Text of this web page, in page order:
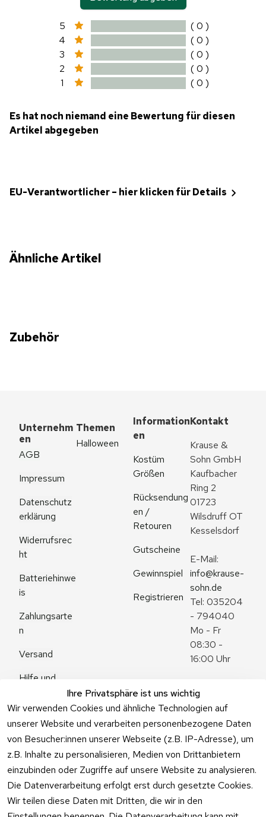
5
( 0 )
4
( 0 )
3
( 0 )
2
( 0 )
1
( 0 )
Es hat noch niemand eine Bewertung für diesen
Artikel abgegeben
EU-Verantwortlicher – hier klicken für Details
Ähnliche Artikel
Zubehör
Ihre Privatsphäre ist uns wichtig
Wir verwenden Cookies und ähnliche Technologien auf
unserer Website und verarbeiten personenbezogene Daten
von Besucher:innen unserer Webseite (z.B. IP-Adresse), um
z.B. Inhalte zu personalisieren, Medien von Drittanbietern
einzubinden oder Zugriffe auf unsere Website zu analysieren.
Die Datenverarbeitung erfolgt erst durch gesetzte Cookies.
Wir teilen diese Daten mit Dritten, die wir in den
Unternehm
en
AGB
Impressum
Datenschutz
erklärung
Widerrufsrec
ht
Batteriehinwe
is
Zahlungsarte
n
Versand
Hilfe und
Fragen
Themen
Halloween
Information
en
Kostüm
Größen
Rücksendung
en /
Retouren
Gutscheine
Gewinnspiel
Registrieren
Kontakt
Krause &
Sohn GmbH
Kaufbacher
Ring 2
01723
Wilsdruff OT
Kesselsdorf
info@krause-
sohn.de
Tel: 035204
- 794040
Mo - Fr
08:30 -
16:00 Uhr
Zum
Kontaktformu
lar
Vertrag
widerrufen